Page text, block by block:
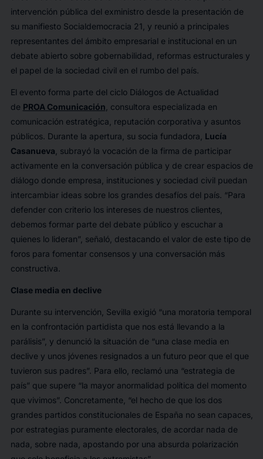
intervención pública del exministro desde la presentación de
su manifiesto Socialdemocracia 21 , y reunió a principales
representantes del ámbito empresarial e institucional en un
debate abierto sobre gobernabilidad, reformas estructurales y
el papel de la sociedad civil en el rumbo del país.
El evento forma parte del ciclo Diálogos de Actualidad
de PROA Comunicación , consultora especializada en
comunicación estratégica, reputación corporativa y asuntos
públicos. Durante la apertura, su socia fundadora, Lucía
Casanueva , subrayó la vocación de la firma de participar
activamente en la conversación pública y de crear espacios de
diálogo donde empresa, instituciones y sociedad civil puedan
intercambiar ideas sobre los grandes desafíos del país. “Para
defender con criterio los intereses de nuestros clientes,
debemos formar parte del debate público y escuchar a
quienes lo lideran”, señaló, destacando el valor de este tipo de
foros para fomentar consensos y una conversación más
constructiva.
Clase media en declive
Durante su intervención, Sevilla exigió “una moratoria temporal
en la confrontación partidista que nos está llevando a la
parálisis”, y denunció la situación de “una clase media en
declive y unos jóvenes resignados a un futuro peor que el que
tuvieron sus padres”. Para ello, reclamó una “estrategia de
país” que supere “la mayor anormalidad política del momento
que vivimos”. Concretamente, “el hecho de que los dos
grandes partidos constitucionales de España no sean capaces,
por estrategias puramente electorales, de acordar nada de
nada, sobre nada, apostando por una absurda polarización